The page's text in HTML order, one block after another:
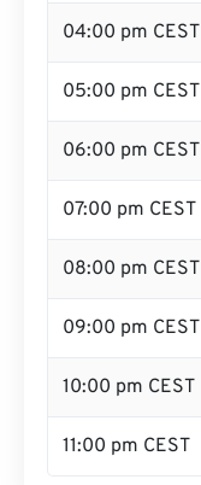
04:00 pm CEST
05:00 pm CEST
06:00 pm CEST
07:00 pm CEST
08:00 pm CEST
09:00 pm CEST
10:00 pm CEST
11:00 pm CEST